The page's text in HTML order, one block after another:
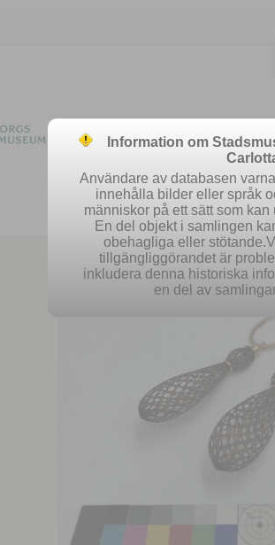
Easy search
Information om
Användare av databasen
innehålla bilder eller språk
människor på ett sätt som
En del objekt i samlingen
obehagliga eller
tillgängliggörandet är
inkludera denna historiska
en del av